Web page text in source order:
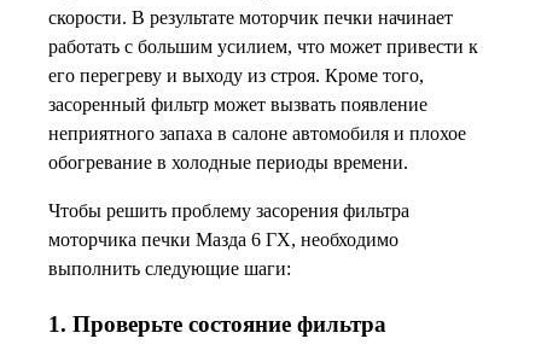
скорости. В результате моторчик печки начинает
работать с большим усилием, что может привести к
его перегреву и выходу из строя. Кроме того,
засоренный фильтр может вызвать появление
неприятного запаха в салоне автомобиля и плохое
обогревание в холодные периоды времени.
Чтобы решить проблему засорения фильтра
моторчика печки Мазда 6 ГХ, необходимо
выполнить следующие шаги:
1. Проверьте состояние фильтра